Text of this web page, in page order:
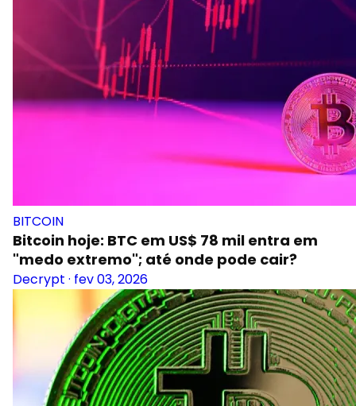
BITCOIN
Bitcoin hoje: BTC em US$ 78 mil entra em
"medo extremo"; até onde pode cair?
Decrypt · fev 03, 2026